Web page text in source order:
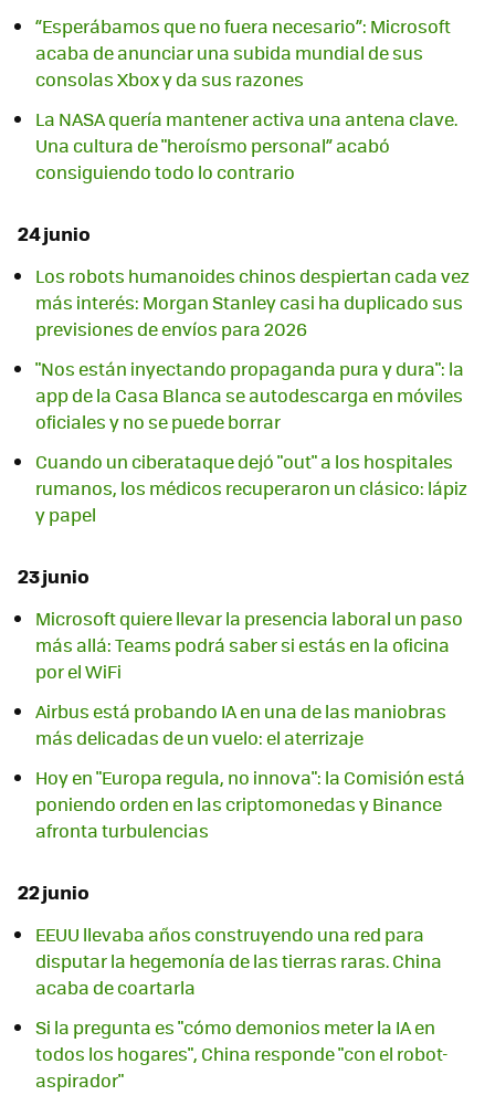
“Esperábamos que no fuera necesario”: Microsoft
acaba de anunciar una subida mundial de sus
consolas Xbox y da sus razones
La NASA quería mantener activa una antena clave.
Una cultura de "heroísmo personal” acabó
consiguiendo todo lo contrario
24 junio
Los robots humanoides chinos despiertan cada vez
más interés: Morgan Stanley casi ha duplicado sus
previsiones de envíos para 2026
"Nos están inyectando propaganda pura y dura": la
app de la Casa Blanca se autodescarga en móviles
oficiales y no se puede borrar
Cuando un ciberataque dejó "out" a los hospitales
rumanos, los médicos recuperaron un clásico: lápiz
y papel
23 junio
Microsoft quiere llevar la presencia laboral un paso
más allá: Teams podrá saber si estás en la oficina
por el WiFi
Airbus está probando IA en una de las maniobras
más delicadas de un vuelo: el aterrizaje
Hoy en "Europa regula, no innova": la Comisión está
poniendo orden en las criptomonedas y Binance
afronta turbulencias
22 junio
EEUU llevaba años construyendo una red para
disputar la hegemonía de las tierras raras. China
acaba de coartarla
Si la pregunta es "cómo demonios meter la IA en
todos los hogares", China responde "con el robot-
aspirador"